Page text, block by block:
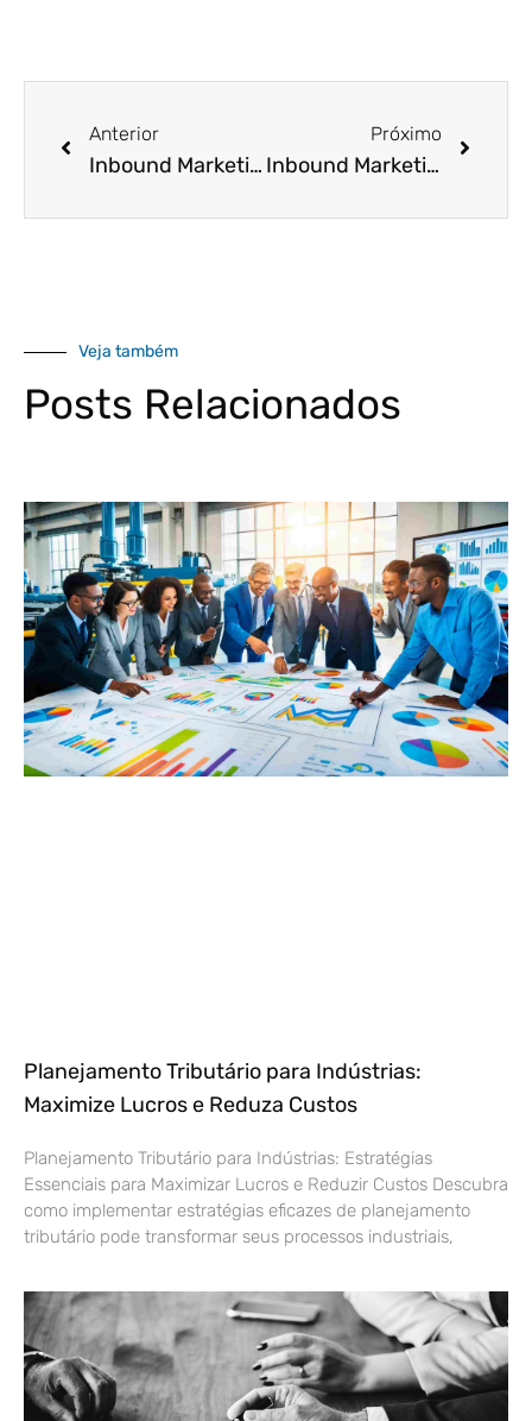
Anterior
Inbound Marketing X Outbound Marketing: Qual a melhor estratégia?
Próximo
Inbound Marketing X Outbound Marketing: Qual a melhor estratégia?
Veja também
Posts Relacionados
Planejamento Tributário para Indústrias:
Maximize Lucros e Reduza Custos
Planejamento Tributário para Indústrias: Estratégias
Essenciais para Maximizar Lucros e Reduzir Custos Descubra
como implementar estratégias eficazes de planejamento
tributário pode transformar seus processos industriais,